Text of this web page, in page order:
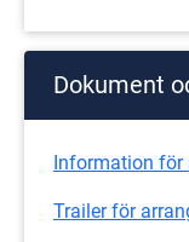
Dokument
Information för
Trailer för